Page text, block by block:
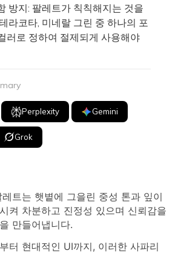
방지: 팔레트가 칙칙해지는 것을
라코타, 미네랄 그린 중 하나의 포
러로 정하여 절제되게 사용해야
Perplexity Gemini
Grok
트는 햇볕에 그을린 중성 톤과 잎이
켜 차분하고 진정성 있으며 신뢰감을
만들어냅니다.
터 현대적인 UI까지, 이러한 사파리